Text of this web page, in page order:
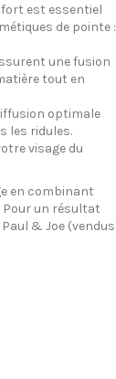
est essentiel
de pointe :
une fusion
tout en
optimale
les ridules.
visage du
en combinant
Pour un résultat
& Joe (vendus